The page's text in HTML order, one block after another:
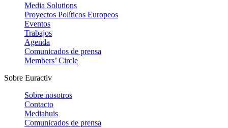
Media Solutions
Proyectos Políticos Europeos
Eventos
Trabajos
Agenda
Comunicados de prensa
Members’ Circle
Sobre Euractiv
Sobre nosotros
Contacto
Mediahuis
Comunicados de prensa